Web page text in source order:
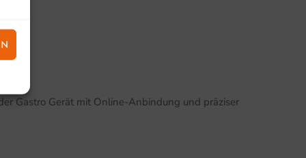
Gastro Gerät mit Online-Anbindung und präziser